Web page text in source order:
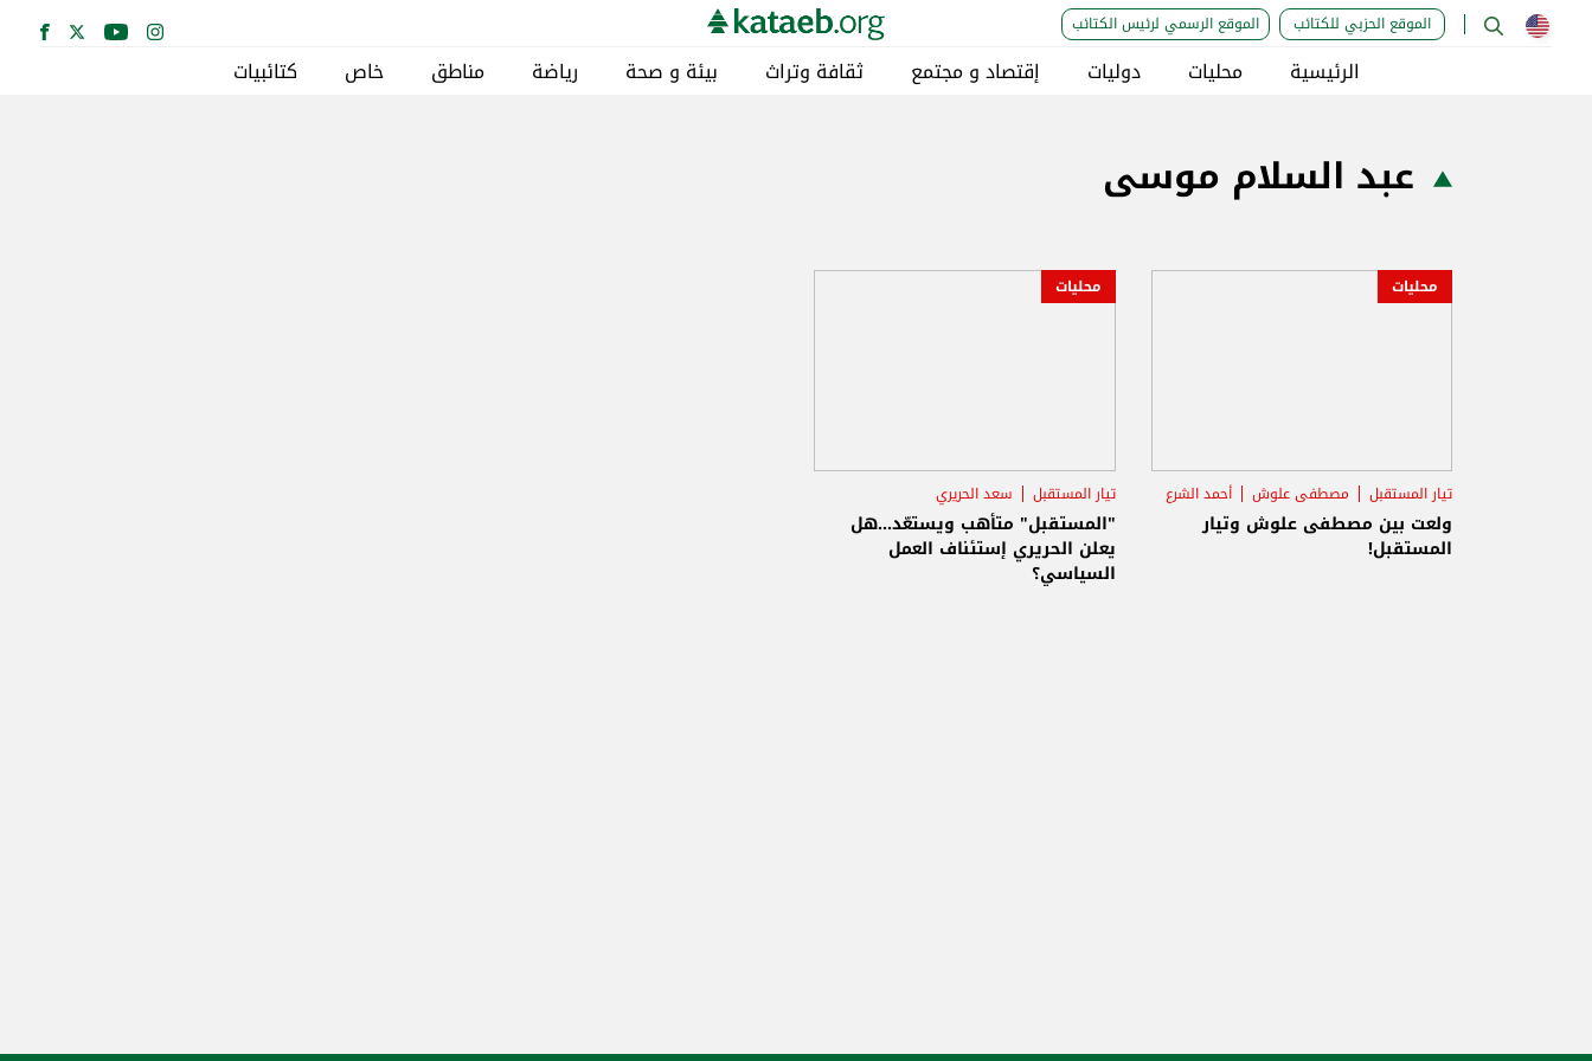
الموقع الحزبي للكتائب الموقع الرسمي لرئيس الكتائب
الرئيسية محليات دوليات إقتصاد و مجتمع ثقافة وتراث بيئة و صحة رياضة مناطق خاص كتائبيات
عبد السلام موسى
محليات
تيار المستقبل مصطفى علوش أحمد الشرع
ولعت بين مصطفى علوش وتيار
المستقبل!
محليات
تيار المستقبل
سعد الحريري
عبد السلام موسى
"المستقبل" متأهب ويستعّد...هل
يعلن الحريري إستئناف العمل
السياسي؟